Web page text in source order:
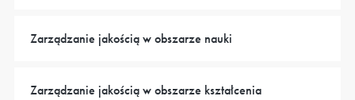
Zarządzanie jakością w obszarze nauki
Zarządzanie jakością w obszarze kształcenia